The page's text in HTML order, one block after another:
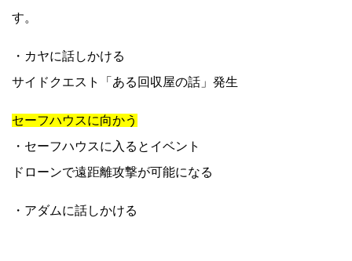
す。
・カヤに話しかける
サイドクエスト「ある回収屋の話」発生
セーフハウスに向かう
・セーフハウスに入るとイベント
ドローンで遠距離攻撃が可能になる
・アダムに話しかける